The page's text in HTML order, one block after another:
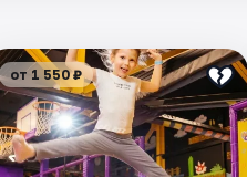
от 1 550 ₽